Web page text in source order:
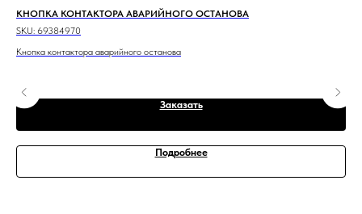
КНОПКА КОНТАКТОРА АВАРИЙНОГО ОСТАНОВА
SKU: 69384970
Кнопка контактора аварийного останова
Заказать
Подробнее